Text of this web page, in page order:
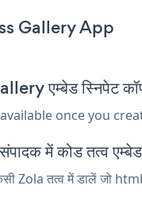
Gallery App
एम्बेड स्निपेट
once you
में कोड तत्व
Zola तत्व में डालें जो